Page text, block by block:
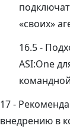
«своих»
ASI:One
внедрению в